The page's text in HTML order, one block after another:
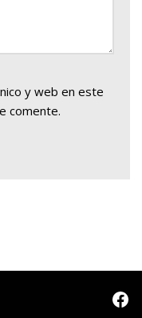
y web en este
comente.